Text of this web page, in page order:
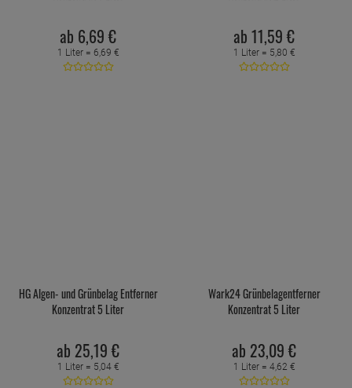
ab 6,69 €
1 Liter = 6,69 €
ab 11,59 €
1 Liter = 5,80 €
HG Algen- und Grünbelag Entferner
Konzentrat 5 Liter
ab 25,19 €
1 Liter = 5,04 €
Wark24 Grünbelagentferner
Konzentrat 5 Liter
ab 23,09 €
1 Liter = 4,62 €